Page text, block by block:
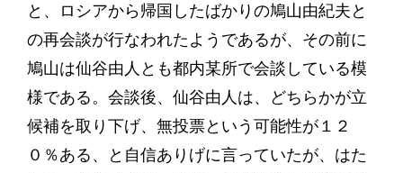
と、ロシアから帰国したばかりの鳩山由紀夫と
の再会談が行なわれたようであるが、その前に
鳩山は仙谷由人とも都内某所で会談している模
様である。会談後、仙谷由人は、どちらかが立
候補を取り下げ、無投票という可能性が１２
０％ある、と自信ありげに言っていたが、はた